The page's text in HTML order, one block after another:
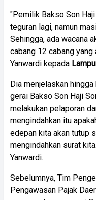
"Pemilik Bakso Son
teguran lagi, namun
Sehingga, ada wacana
cabang 12 cabang yang
Yanwardi kepada
Dia menjelaskan
gerai Bakso Son Haji
melakukan pelaporan
mengindahkan itu
edepan kita akan tutup
mengindahkan surat
Yanwardi.
Sebelumnya, Tim
Pengawasan Pajak